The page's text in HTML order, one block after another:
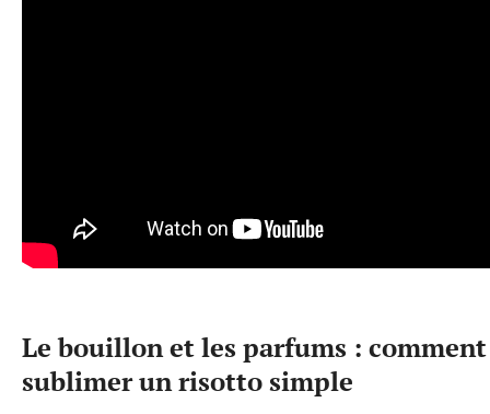
Le bouillon et les parfums : comment
sublimer un risotto simple